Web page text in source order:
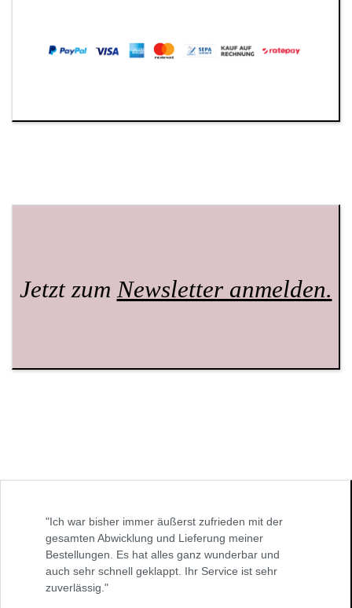
Jetzt zumNewsletter anmelden.
"Ich war bisher immer äußerst zufrieden mit der
gesamten Abwicklung und Lieferung meiner
Bestellungen. Es hat alles ganz wunderbar und
auch sehr schnell geklappt. Ihr Service ist sehr
zuverlässig."